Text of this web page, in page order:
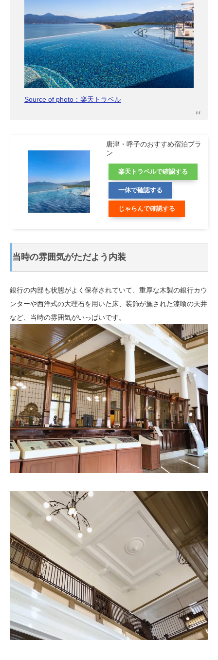
Source of photo：楽天トラベル
唐津・呼子のおすすめ宿泊プラ
ン
楽天トラベルで確認する
一休で確認する
じゃらんで確認する
当時の雰囲気がただよう内装
銀行の内部も状態がよく保存されていて、重厚な木製の銀行カウ
ンターや西洋式の大理石を用いた床、装飾が施された漆喰の天井
など、当時の雰囲気がいっぱいです。